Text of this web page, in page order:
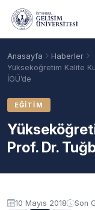
Ana içeriğe geç
Akademik Takvim
Anasayfa
Haberler
Yükseköğretim Kalite
İGÜ’de
EĞITIM
Prof. Dr.
10 Mayıs 2018 Son